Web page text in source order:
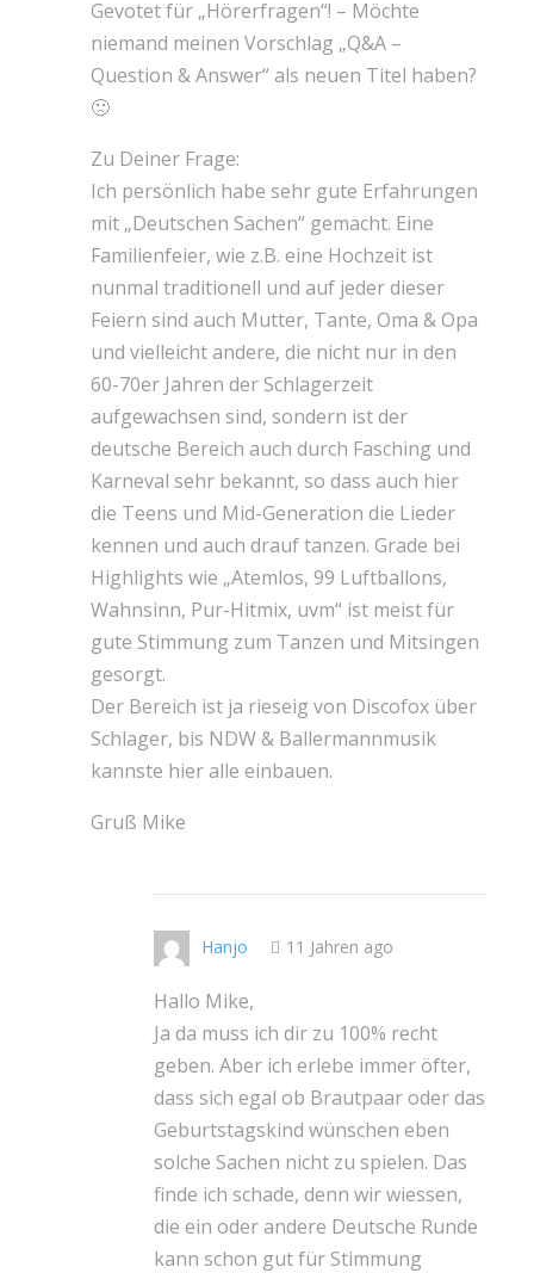
Gevotet für „Hörerfragen“! – Möchte
niemand meinen Vorschlag „Q&A –
Question & Answer“ als neuen Titel haben?
🙁
Zu Deiner Frage:
Ich persönlich habe sehr gute Erfahrungen
mit „Deutschen Sachen“ gemacht. Eine
Familienfeier, wie z.B. eine Hochzeit ist
nunmal traditionell und auf jeder dieser
Feiern sind auch Mutter, Tante, Oma & Opa
und vielleicht andere, die nicht nur in den
60-70er Jahren der Schlagerzeit
aufgewachsen sind, sondern ist der
deutsche Bereich auch durch Fasching und
Karneval sehr bekannt, so dass auch hier
die Teens und Mid-Generation die Lieder
kennen und auch drauf tanzen. Grade bei
Highlights wie „Atemlos, 99 Luftballons,
Wahnsinn, Pur-Hitmix, uvm“ ist meist für
gute Stimmung zum Tanzen und Mitsingen
gesorgt.
Der Bereich ist ja rieseig von Discofox über
Schlager, bis NDW & Ballermannmusik
kannste hier alle einbauen.
Gruß Mike
Hanjo 11 Jahren ago
Hallo Mike,
Ja da muss ich dir zu 100% recht
geben. Aber ich erlebe immer öfter,
dass sich egal ob Brautpaar oder das
Geburtstagskind wünschen eben
solche Sachen nicht zu spielen. Das
finde ich schade, denn wir wiessen,
die ein oder andere Deutsche Runde
kann schon gut für Stimmung